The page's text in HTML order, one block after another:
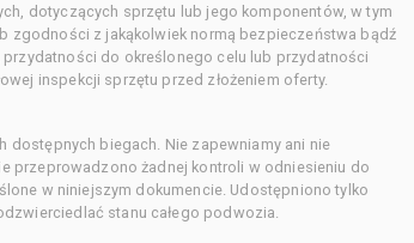
dotyczących sprzętu lub jego komponentów, w tym
zgodności z jakąkolwiek normą bezpieczeństwa bądź
do określonego celu lub przydatności
inspekcji sprzętu przed złożeniem oferty.
dostępnych biegach. Nie zapewniamy ani nie
przeprowadzono żadnej kontroli w odniesieniu do
w niniejszym dokumencie. Udostępniono tylko
stanu całego podwozia.